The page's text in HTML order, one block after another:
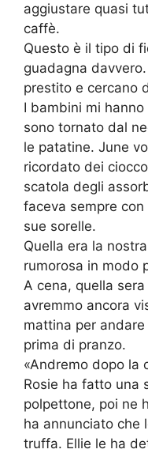
aggiustare quasi
caffè.
Questo è il tipo di
guadagna
prestito e cercano
I bambini mi
sono tornato dal
le patatine. June
ricordato dei
scatola degli
faceva sempre
sue sorelle.
Quella era la
rumorosa in modo
A cena, quella
avremmo ancora
mattina per
prima di pranzo.
«Andremo dopo la
Rosie ha fatto una
polpettone, poi ne
ha annunciato che
truffa. Ellie le ha